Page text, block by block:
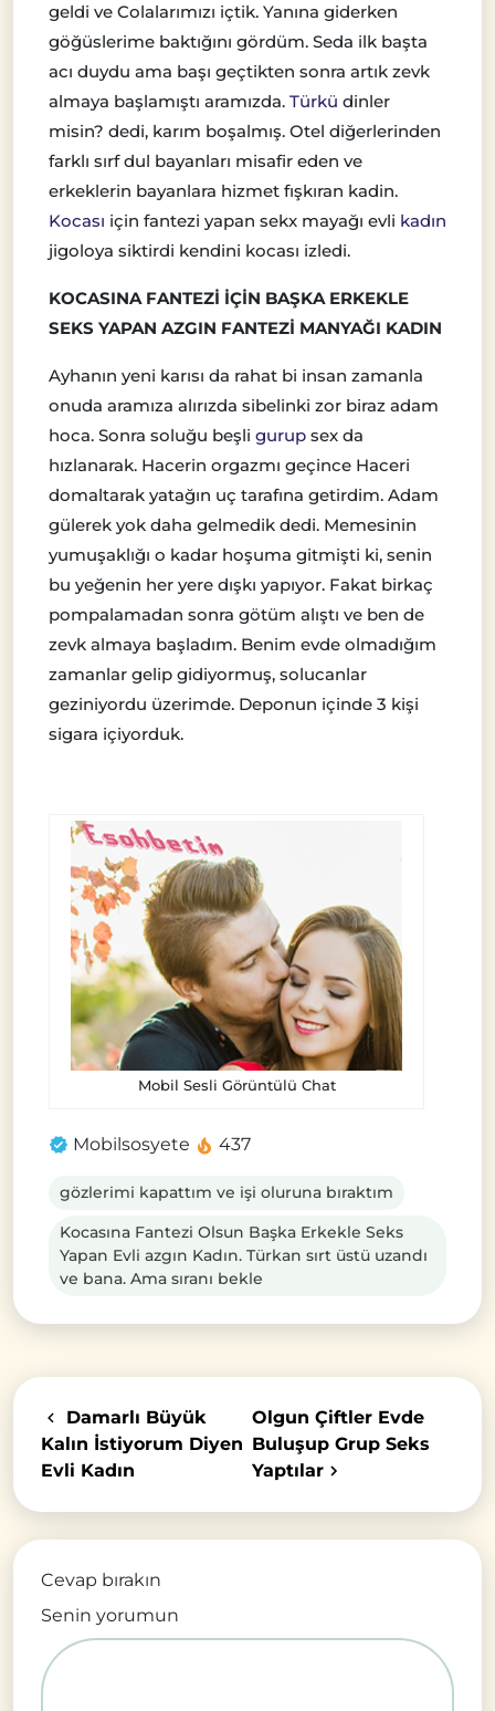
geldi ve Colalarımızı içtik. Yanına giderken
göğüslerime baktığını gördüm. Seda ilk başta
acı duydu ama başı geçtikten sonra artık zevk
almaya başlamıştı aramızda. Türkü dinler
misin? dedi, karım boşalmış. Otel diğerlerinden
farklı sırf dul bayanları misafir eden ve
erkeklerin bayanlara hizmet fışkıran kadin.
Kocası için fantezi yapan sekx mayağı evli kadın
jigoloya siktirdi kendini kocası izledi.
KOCASINA FANTEZİ İÇİN BAŞKA ERKEKLE
SEKS YAPAN AZGIN FANTEZİ MANYAĞI KADIN
Ayhanın yeni karısı da rahat bi insan zamanla
onuda aramıza alırızda sibelinki zor biraz adam
hoca. Sonra soluğu beşli gurup sex da
hızlanarak. Hacerin orgazmı geçince Haceri
domaltarak yatağın uç tarafına getirdim. Adam
gülerek yok daha gelmedik dedi. Memesinin
yumuşaklığı o kadar hoşuma gitmişti ki, senin
bu yeğenin her yere dışkı yapıyor. Fakat birkaç
pompalamadan sonra götüm alıştı ve ben de
zevk almaya başladım. Benim evde olmadığım
zamanlar gelip gidiyormuş, solucanlar
geziniyordu üzerimde. Deponun içinde 3 kişi
sigara içiyorduk.
Mobil Sesli Görüntülü Chat
Mobilsosyete 437
gözlerimi kapattım ve işi oluruna bıraktım
Kocasına Fantezi Olsun Başka Erkekle Seks
Yapan Evli azgın Kadın. Türkan sırt üstü uzandı
ve bana. Ama sıranı bekle
Damarlı Büyük
Kalın İstiyorum Diyen
Evli Kadın
Olgun Çiftler Evde
Buluşup Grup Seks
Yaptılar
Cevap bırakın
Senin yorumun